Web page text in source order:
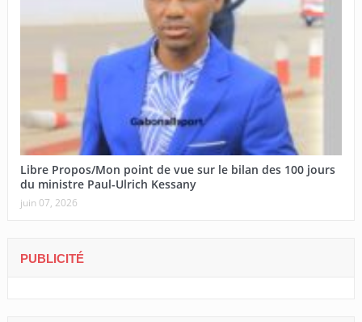
Libre Propos/Mon point de vue sur le bilan des 100 jours
du ministre Paul-Ulrich Kessany
juin 07, 2026
PUBLICITÉ